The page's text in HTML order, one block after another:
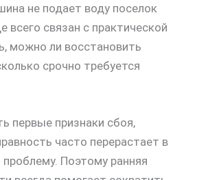
не подает воду поселок
всего связан с практической
можно ли восстановить
срочно требуется
первые признаки сбоя,
часто перерастает в
Поэтому ранняя